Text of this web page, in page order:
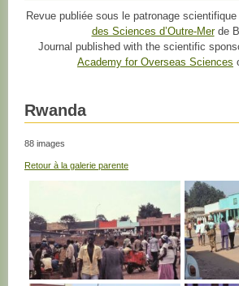
Revue publiée sous le patronage scientifique
des Sciences d’Outre-Merde
Journal published with the scientific
Academy for Overseas Sciences
Rwanda
88 images
Retour à la galerie parente